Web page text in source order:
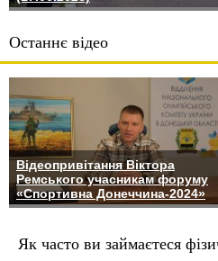
Останнє відео
Відеопривітання Віктора
Ремського учасникам форуму
«Спортивна Донеччина-2024»
Як часто ви займаєтеся